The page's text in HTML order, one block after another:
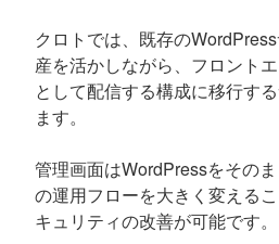
クロトでは、既存の
産を活かしながら、フロント
として配信する構成に移行す
ます。
管理画面はWordPressをその
の運用フローを大きく変える
キュリティの改善が可能です。